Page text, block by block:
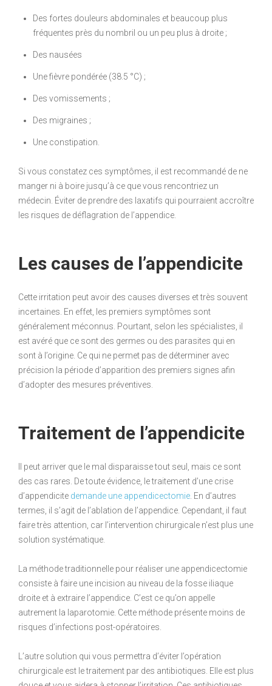
Des fortes douleurs abdominales et beaucoup plus
fréquentes près du nombril ou un peu plus à droite ;
Des nausées
Une fièvre pondérée (38.5 °C) ;
Des vomissements ;
Des migraines ;
Une constipation.
Si vous constatez ces symptômes, il est recommandé de ne
manger ni à boire jusqu’à ce que vous rencontriez un
médecin. Éviter de prendre des laxatifs qui pourraient accroître
les risques de déflagration de l’appendice.
Les causes de l’appendicite
Cette irritation peut avoir des causes diverses et très souvent
incertaines. En effet, les premiers symptômes sont
généralement méconnus. Pourtant, selon les spécialistes, il
est avéré que ce sont des germes ou des parasites qui en
sont à l’origine. Ce qui ne permet pas de déterminer avec
précision la période d’apparition des premiers signes afin
d’adopter des mesures préventives.
Traitement de l’appendicite
Il peut arriver que le mal disparaisse tout seul, mais ce sont
des cas rares. De toute évidence, le traitement d’une crise
d’appendicite demande une appendicectomie . En d’autres
termes, il s’agit de l’ablation de l’appendice. Cependant, il faut
faire très attention, car l’intervention chirurgicale n’est plus une
solution systématique.
La méthode traditionnelle pour réaliser une appendicectomie
consiste à faire une incision au niveau de la fosse iliaque
droite et à extraire l’appendice. C’est ce qu’on appelle
autrement la laparotomie. Cette méthode présente moins de
risques d’infections post-opératoires.
L’autre solution qui vous permettra d’éviter l’opération
chirurgicale est le traitement par des antibiotiques. Elle est plus